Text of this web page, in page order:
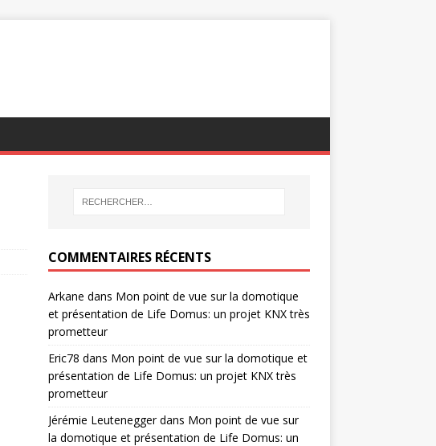
COMMENTAIRES RÉCENTS
Arkane dans Mon point de vue sur la domotique
et présentation de Life Domus: un projet KNX très
prometteur
Eric78 dans Mon point de vue sur la domotique et
présentation de Life Domus: un projet KNX très
prometteur
Jérémie Leuteneggerdans Mon point de vue sur
la domotique et présentation de Life Domus: un